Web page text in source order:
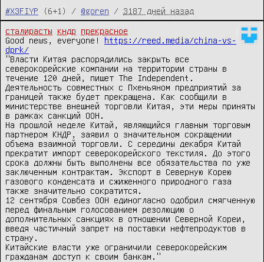
#X3FIYP
(6+1) / @goren / 3187 дней назад
сталирасты кндр
прекрасное
Good news, everyone! https://reed.media/china-vs-
dprk/
"Власти Китая распорядились закрыть все
северокорейские компании на территории страны в
течение 120 дней, пишет The Independent.
Деятельность совместных с Пхеньяном предприятий за
границей также будет прекращена. Как сообщили в
министерстве внешней торговли Китая, эти меры приняты
в рамках санкций ООН.
На прошлой неделе Китай, являющийся главным торговым
партнером КНДР, заявил о значительном сокращении
объема взаимной торговли. С середины декабря Китай
прекратит импорт северокорейского текстиля. До этого
срока должны быть выполнены все обязательства по уже
заключенным контрактам. Экспорт в Северную Корею
газового конденсата и сжиженного природного газа
также значительно сократится.
12 сентября Совбез ООН единогласно одобрил смягченную
перед финальным голосованием резолюцию о
дополнительных санкциях в отношении Северной Кореи,
введя частичный запрет на поставки нефтепродуктов в
страну.
Китайские власти уже ограничили северокорейским
гражданам доступ к своим банкам."